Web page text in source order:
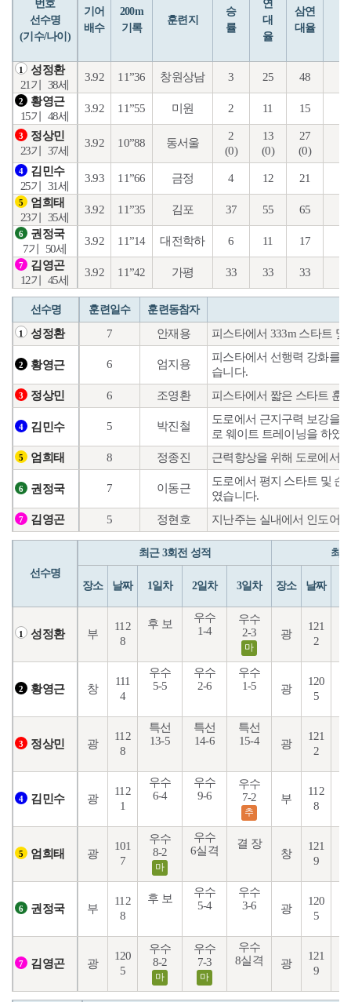
번호
선수명
(기수/나이)
기어
배수
200m
기록
훈련지
승
률
연
대
율
삼연
대율
1
성정환
21기
38세
3.92 11”36 창원상남 3 25 48
2
황영근
15기
48세
3.92 11”55 미원 2 11 15
3
정상민
23기
37세
3.92 10”88 동서울
2
(0)
13
(0)
27
(0)
4
김민수
25기
31세
3.93 11”66 금정 4 12 21
5
엄희태
23기
35세
3.92 11”35 김포 37 55 65
6
권정국
7기
50세
3.92 11”14 대전학하 6 11 17
7
김영곤
12기
45세
3.92 11”42 가평 33 33 33
선수명 훈련일수 훈련동참자
1 성정환 7 안재용 피스타에서 333m 스타트
2 황영근 6 엄지용
피스타에서 선행력 강화를
습니다.
3 정상민 6 조영환 피스타에서 짧은 스타트 훈
4 김민수 5 박진철
도로에서 근지구력 보강을
로 웨이트 트레이닝을 하였
5 엄희태 8 정종진 근력향상을 위해 도로에서
6 권정국 7 이동근
도로에서 평지 스타트 및 순
였습니다.
7 김영곤 5 정현호 지난주는 실내에서 인도어
선수명
최근 3회전 성적 최
장소 날짜 1일차 2일차 3일차 장소 날짜
1 성정환 부
112
8
후 보
우수
1-4
우수
2-3
마
광
121
2
2 황영근 창
111
4
우수
5-5
우수
2-6
우수
1-5
광
120
5
3 정상민 광
112
8
특선
13-5
특선
14-6
특선
15-4
광
121
2
4 김민수 광
112
1
우수
6-4
우수
9-6
우수
7-2
추
부
112
8
5 엄희태 광
101
7
우수
8-2
마
우수
6실격
결 장
창
121
9
6 권정국 부
112
8
후 보
우수
5-4
우수
3-6
광
120
5
7 김영곤 광
120
5
우수
8-2
마
우수
7-3
마
우수
8실격
광
121
9